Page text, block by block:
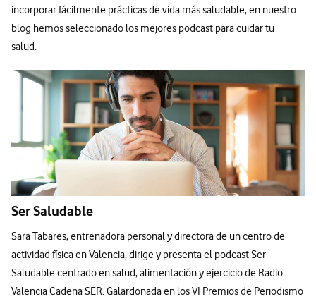
incorporar fácilmente prácticas de vida más saludable, en nuestro
blog hemos seleccionado los mejores podcast para cuidar tu
salud.
Ser Saludable
Sara Tabares, entrenadora personal y directora de un centro de
actividad física en Valencia, dirige y presenta el podcast Ser
Saludable centrado en salud, alimentación y ejercicio de Radio
Valencia Cadena SER. Galardonada en los VI Premios de Periodismo